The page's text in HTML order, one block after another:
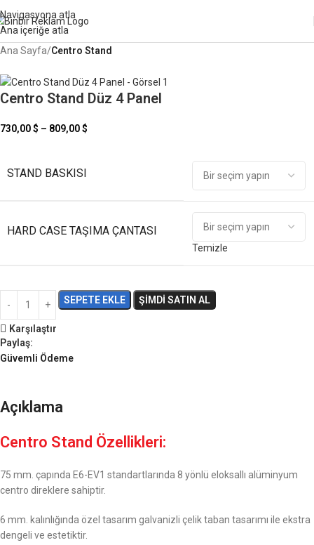
Navigasyona atla
Ana içeriğe atla
Ana Sayfa Centro Stand
Centro Stand Düz 4 Panel
730,00$ – 809,00$
STAND BASKISI
HARD CASE TAŞIMA ÇANTASI
Temizle
SEPETE EKLE ŞIMDI SATIN AL
Karşılaştır
Paylaş:
Güvemli Ödeme
Açıklama
Centro Stand Özellikleri:
75 mm. çapında E6-EV1 standartlarında 8 yönlü eloksallı alüminyum
centro direklere sahiptir.
6 mm. kalınlığında özel tasarım galvanizli çelik taban tasarımı ile ekstra
dengeli ve estetiktir.